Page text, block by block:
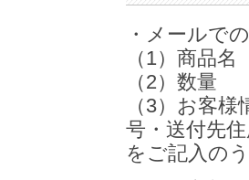
・メールで
（1）商品名
（2）数量
（3）お客
号・送付先
をご記入の